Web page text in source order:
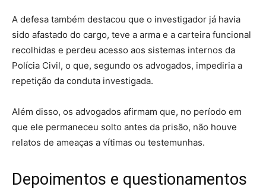
A defesa também destacou que o investigador já havia
sido afastado do cargo, teve a arma e a carteira funcional
recolhidas e perdeu acesso aos sistemas internos da
Polícia Civil, o que, segundo os advogados, impediria a
repetição da conduta investigada.
Além disso, os advogados afirmam que, no período em
que ele permaneceu solto antes da prisão, não houve
relatos de ameaças a vítimas ou testemunhas.
Depoimentos e questionamentos